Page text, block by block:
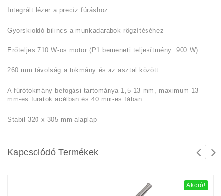
Integrált lézer a precíz fúráshoz
Gyorskioldó bilincs a munkadarabok rögzítéséhez
Erőteljes 710 W-os motor (P1 bemeneti teljesítmény: 900 W)
260 mm távolság a tokmány és az asztal között
A fúrótokmány befogási tartománya 1,5-13 mm, maximum 13
mm-es furatok acélban és 40 mm-es fában
Stabil 320 x 305 mm alaplap
Kapcsolódó Termékek
Akció!